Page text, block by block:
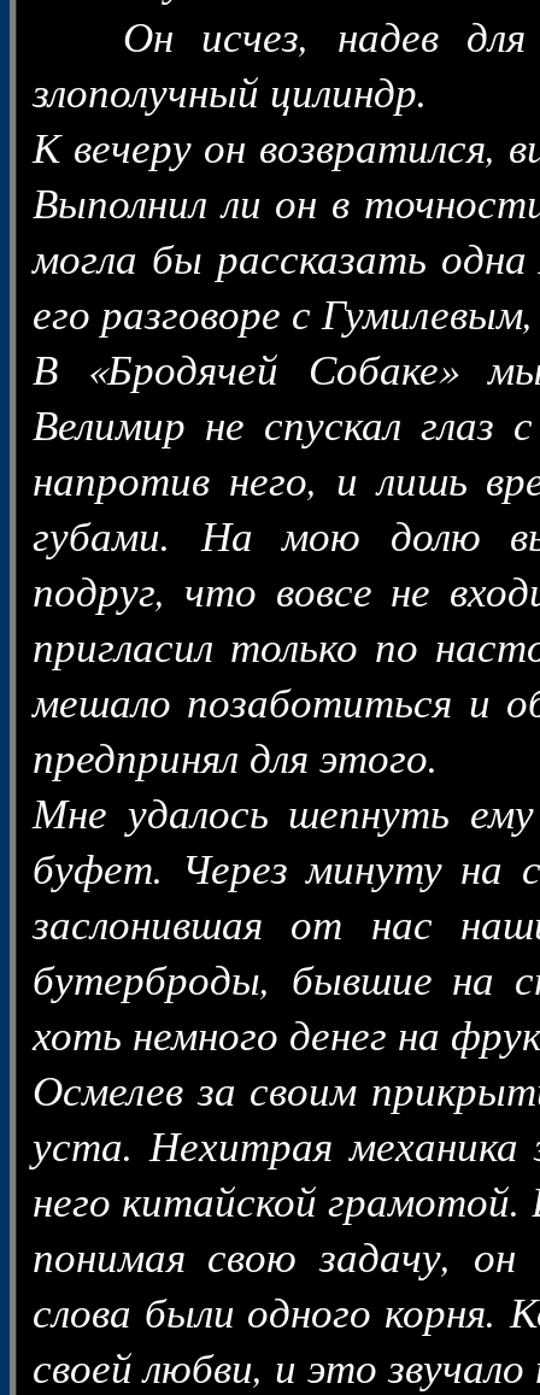
Он исчез, надев для
злополучный цилиндр.
К вечеру он возвратился,
Выполнил ли он в
могла бы рассказать
его разговоре с
В «Бродячей Собаке»
Велимир не спускал глаз
напротив него, и лишь
губами. На мою долю
подруг, что вовсе не
пригласил только по
мешало позаботиться и
предпринял для этого.
Мне удалось шепнуть ему
буфет. Через минуту на
заслонившая от нас
бутерброды, бывшие на
хоть немного денег на
Осмелев за своим
уста. Нехитрая механика
него китайской грамотой.
понимая свою задачу, он
слова были одного корня.
своей любви, и это